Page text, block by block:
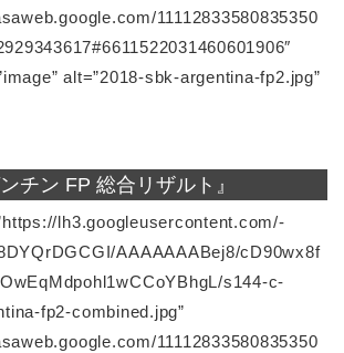
11112833580835350
alt=”2018-sbk-argentina-fp2.jpg”
チン FP 総合リザルト』
lh3.googleusercontent.com/-
AAAAAAABej8/cD90wx8f
s144-c-
fp2-combined.jpg”
11112833580835350